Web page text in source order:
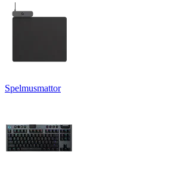
Spelmusmattor